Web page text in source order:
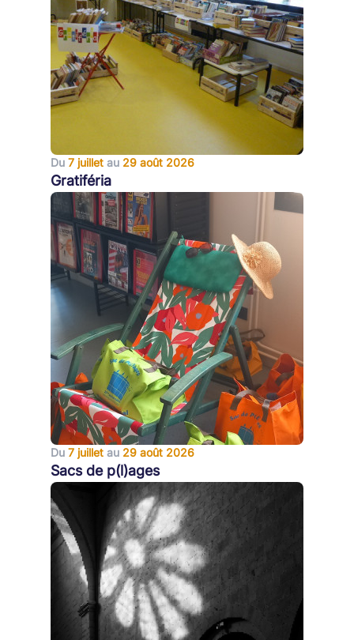
Du 7 juillet au 29 août 2026
Gratiféria
Du 7 juillet au 29 août 2026
Sacs de p(l)ages